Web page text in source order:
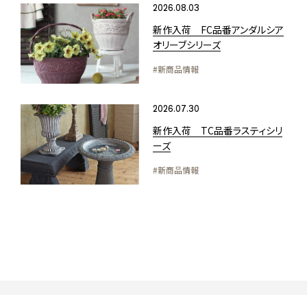
2026.08.03
新作入荷 FC品番アンダルシア
オリーブシリーズ
#新商品情報
2026.07.30
新作入荷 TC品番ラスティシリ
ーズ
#新商品情報